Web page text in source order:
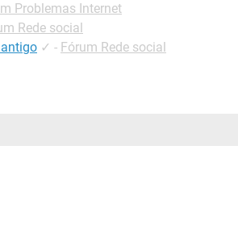
Problemas Internet
Rede social
✓ - Fórum Rede social